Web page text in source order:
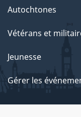
Autochtones
Vétérans et
Jeunesse
Gérer les